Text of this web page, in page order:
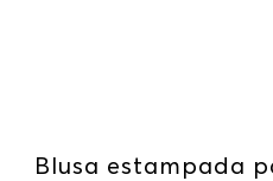
Blusa estampada